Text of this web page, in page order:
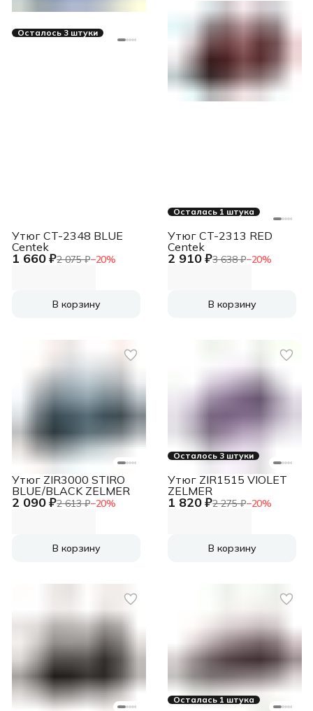
Осталось 3 штуки
1 660 ₽2 075 ₽−20%
Утюг CT-2348 BLUE
Centek
В корзину
Осталась 1 штука
2 910 ₽3 638 ₽−20%
Утюг CT-2313 RED
Centek
В корзину
2 090 ₽2 613 ₽−20%
Утюг ZIR3000 STIRO
BLUE/BLACK ZELMER
В корзину
Осталось 3 штуки
1 820 ₽2 275 ₽−20%
Утюг ZIR1515 VIOLET
ZELMER
В корзину
Осталась 1 штука